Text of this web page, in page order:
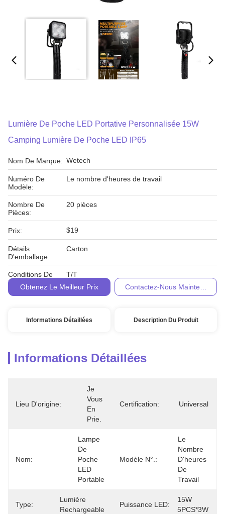
Lumière De Poche LED Portative Personnalisée 15W
Camping Lumière De Poche LED IP65
Nom De Marque: Wetech
Numéro De
Modèle:
Le nombre d'heures de travail
Nombre De
Pièces:
20 pièces
Prix: $19
Détails
D'emballage:
Carton
Conditions De
Paiement:
T/T
Obtenez Le Meilleur Prix
Contactez-Nous Maintenant
Informations Détaillées Description Du Produit
Informations Détaillées
Lieu D'origine:
Je
Vous
En
Prie.
Certification: Universal
Nom:
Lampe
De
Poche
LED
Portable
Modèle N°.:
Le
Nombre
D'heures
De
Travail
Type:
Lumière
Rechargeable
Puissance LED:
15W
5PCS*3W